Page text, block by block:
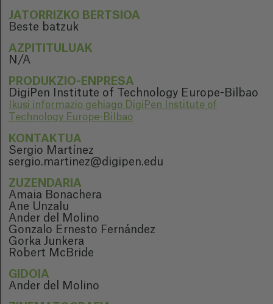
JATORRIZKO BERTSIOA
Beste batzuk
AZPITITULUAK
N/A
PRODUKZIO-ENPRESA
DigiPen Institute of Technology Europe-Bilbao
Ikusi informazio gehiago DigiPen Institute of
Technology Europe-Bilbao
KONTAKTUA
Sergio Martínez
sergio.martinez@digipen.edu
ZUZENDARIA
Amaia Bonachera
Ane Unzalu
Ander del Molino
Gonzalo Ernesto Fernández
Gorka Junkera
Robert McBride
GIDOIA
Ander del Molino